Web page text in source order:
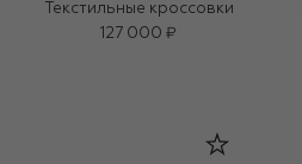
Текстильные кроссовки
127 000 ₽